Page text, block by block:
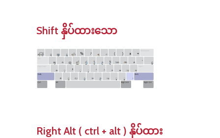
Shift နှိပ်ထားသော
Right Alt ( ctrl + alt ) နှိပ်ထား